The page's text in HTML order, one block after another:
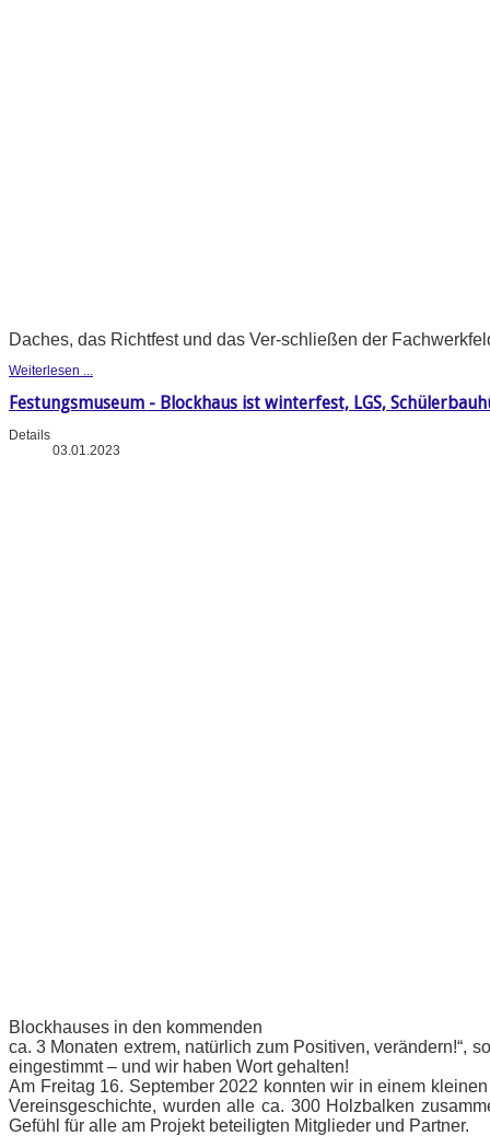
Daches, das Richtfest und das Ver-schließen der
Weiterlesen ...
Festungsmuseum - Blockhaus ist winterfest, LGS,
Details
03.01.2023
Blockhauses in den kommenden
ca. 3 Monaten extrem, natürlich zum Positiven, verändern!“,
eingestimmt – und wir haben Wort gehalten!
Am Freitag 16. September 2022 konnten wir in einem
Vereinsgeschichte, wurden alle ca. 300 Holzbalken
Gefühl für alle am Projekt beteiligten Mitglieder und Partner.